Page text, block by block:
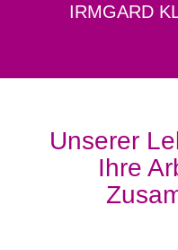
IRMGARD
Unserer
Ihre